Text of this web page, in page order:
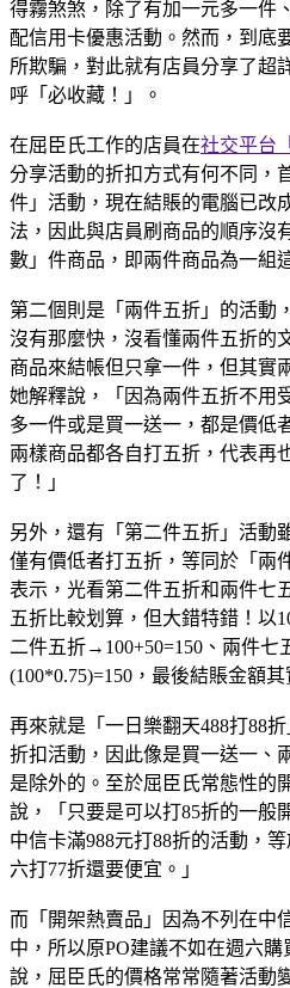
得霧煞煞，除了有加一元多一件
配信用卡優惠活動。然而，到底
所欺騙，對此就有店員分享了超
呼「必收藏！」。
在屈臣氏工作的店員在社交平台
分享活動的折扣方式有何不同，
件」活動，現在結賬的電腦已改
法，因此與店員刷商品的順序沒
數」件商品，即兩件商品為一組
第二個則是「兩件五折」的活動
沒有那麼快，沒看懂兩件五折的
商品來結帳但只拿一件，但其實
她解釋說，「因為兩件五折不用
多一件或是買一送一，都是價低
兩樣商品都各自打五折，代表再
了！」
另外，還有「第二件五折」活動
僅有價低者打五折，等同於「兩
表示，光看第二件五折和兩件七
五折比較划算，但大錯特錯！以
二件五折→100+50=150、兩件七
(100*0.75)=150，最後結賬金額其
再來就是「一日樂翻天488打88
折扣活動，因此像是買一送一、
是除外的。至於屈臣氏常態性的
說，「只要是可以打85折的一般
中信卡滿988元打88折的活動，
六打77折還要便宜。」
而「開架熱賣品」因為不列在中
中，所以原PO建議不如在週六
說，屈臣氏的價格常常隨著活動